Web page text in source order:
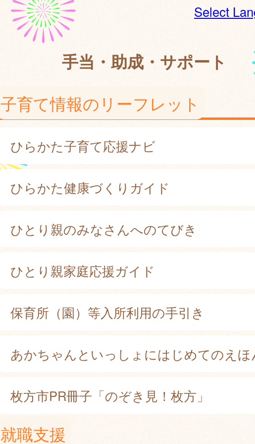
Select
手当・助成・サポート
子育て情報のリーフレット
ひらかた子育て応援ナビ
ひらかた健康づくりガイド
ひとり親のみなさんへのてびき
ひとり親家庭応援ガイド
保育所（園）等入所利用の手引き
あかちゃんといっしょにはじめてのえほ
枚方市PR冊子「のぞき見！枚方」
就職支援